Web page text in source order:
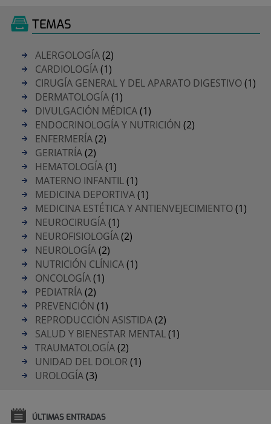
TEMAS
ALERGOLOGÍA(2)
CARDIOLOGÍA(1)
CIRUGÍA GENERAL Y DEL APARATO DIGESTIVO(1)
DERMATOLOGÍA(1)
DIVULGACIÓN MÉDICA(1)
ENDOCRINOLOGÍA Y NUTRICIÓN (2)
ENFERMERÍA(2)
GERIATRÍA(2)
HEMATOLOGÍA(1)
MATERNO INFANTIL(1)
MEDICINA DEPORTIVA(1)
MEDICINA ESTÉTICA Y ANTIENVEJECIMIENTO(1)
NEUROCIRUGÍA(1)
NEUROFISIOLOGÍA(2)
NEUROLOGÍA(2)
NUTRICIÓN CLÍNICA(1)
ONCOLOGÍA(1)
PEDIATRÍA(2)
PREVENCIÓN (1)
REPRODUCCIÓN ASISTIDA(2)
SALUD Y BIENESTAR MENTAL(1)
TRAUMATOLOGÍA(2)
UNIDAD DEL DOLOR(1)
UROLOGÍA(3)
ÚLTIMAS ENTRADAS